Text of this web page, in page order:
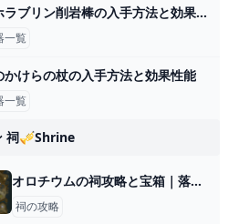
黒ホラブリン削岩棒の入手方法と効果性能
一覧
かけらの杖の入手方法と効果性能
一覧
祠🎺shrine
オロチウムの祠攻略と宝箱｜落ちる勇気
祠の攻略